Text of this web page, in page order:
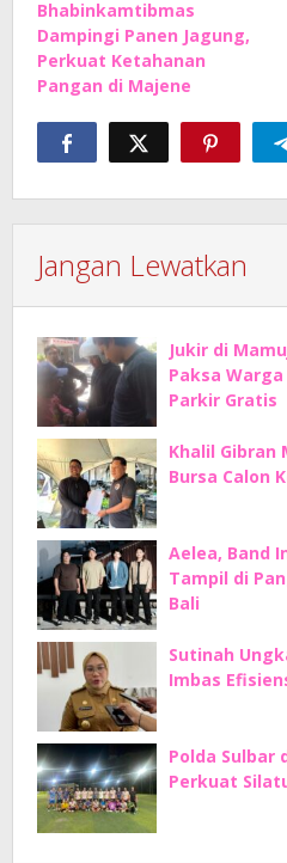
pos
Bhabinkamtibmas
Dampingi Panen Jagung,
Perkuat Ketahanan
Pangan di Majene
Jangan Lewatkan
Jukir di
Paksa
Parkir Gratis
Khalil Gibran
Bursa Calon
Aelea, Band
Tampil di
Bali
Sutinah
Imbas
Polda Sulbar
Perkuat